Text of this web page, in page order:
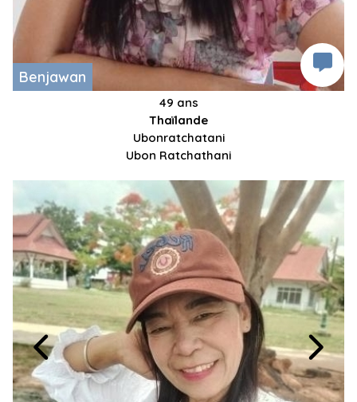
Benjawan
49 ans
Thaïlande
Ubonratchatani
Ubon Ratchathani